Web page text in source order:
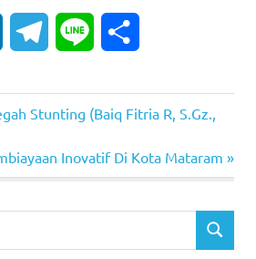
LinkedIn TelegramLine
Stunting (Baiq Fitria R, S.Gz.,
Inovatif Di Kota Mataram
SEARCH